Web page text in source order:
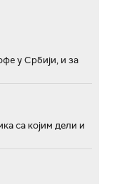
у Србији, и за
са којим дели и